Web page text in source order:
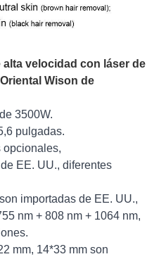
velocidad con láser de
Wison de
3500W.
pulgadas.
opcionales,
EE. UU., diferentes
importadas de EE. UU.,
nm + 808 nm + 1064 nm,
mm, 14*33 mm son